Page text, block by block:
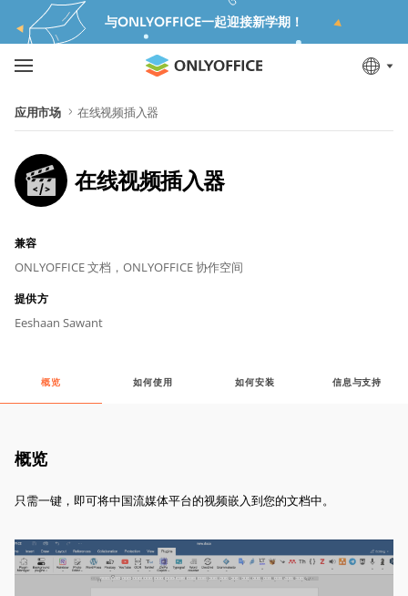
与ONLYOFFICE一起迎接新学期！
应用市场 在线视频插入器
在线视频插入器
兼容
ONLYOFFICE 文档， ONLYOFFICE 协作空间
提供方
Eeshaan Sawant
概览 如何使用 如何安装 信息与支持
概览
只需一键，即可将中国流媒体平台的视频嵌入到您的文档中。